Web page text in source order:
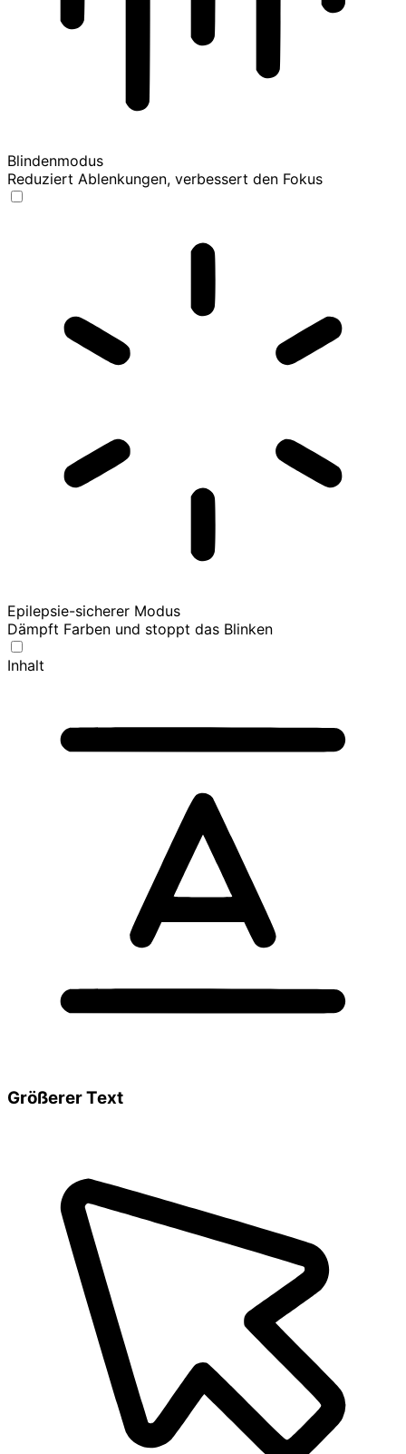
Blindenmodus
Reduziert Ablenkungen, verbessert den Fokus
Epilepsie-sicherer Modus
Dämpft Farben und stoppt das Blinken
Inhalt
Größerer Text